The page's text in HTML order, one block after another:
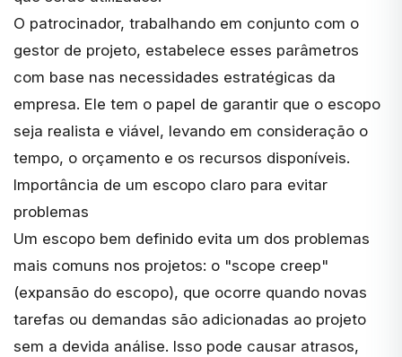
O patrocinador, trabalhando em conjunto com o
gestor de projeto, estabelece esses parâmetros
com base nas necessidades estratégicas da
empresa. Ele tem o papel de garantir que o escopo
seja realista e viável, levando em consideração o
tempo, o orçamento e os recursos disponíveis.
Importância de um escopo claro para evitar
problemas
Um escopo bem definido evita um dos problemas
mais comuns nos projetos: o "scope creep"
(expansão do escopo), que ocorre quando novas
tarefas ou demandas são adicionadas ao projeto
sem a devida análise. Isso pode causar atrasos,